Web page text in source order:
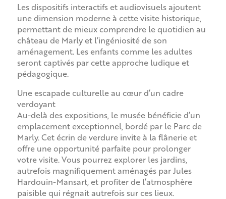
Les dispositifs interactifs et audiovisuels ajoutent
une dimension moderne à cette visite historique,
permettant de mieux comprendre le quotidien au
château de Marly et l’ingéniosité de son
aménagement. Les enfants comme les adultes
seront captivés par cette approche ludique et
pédagogique.
Une escapade culturelle au cœur d’un cadre
verdoyant
Au-delà des expositions, le musée bénéficie d’un
emplacement exceptionnel, bordé par le Parc de
Marly. Cet écrin de verdure invite à la flânerie et
offre une opportunité parfaite pour prolonger
votre visite. Vous pourrez explorer les jardins,
autrefois magnifiquement aménagés par Jules
Hardouin-Mansart, et profiter de l’atmosphère
paisible qui régnait autrefois sur ces lieux.